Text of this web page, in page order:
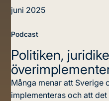
juni 2025
Podcast
Politiken,
Många menar att Sverige
implementeras och att